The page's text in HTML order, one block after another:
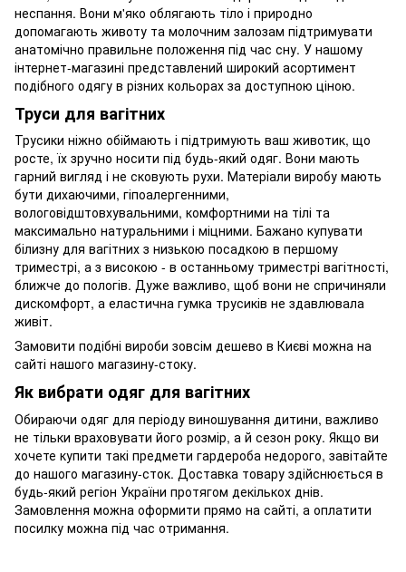
неспання. Вони м'яко облягають тіло і природно
допомагають животу та молочним залозам підтримувати
анатомічно правильне положення під час сну. У нашому
інтернет-магазині представлений широкий асортимент
подібного одягу в різних кольорах за доступною ціною.
Труси для вагітних
Трусики ніжно обіймають і підтримують ваш животик, що
росте, їх зручно носити під будь-який одяг. Вони мають
гарний вигляд і не сковують рухи. Матеріали виробу мають
бути дихаючими, гіпоалергенними,
вологовідштовхувальними, комфортними на тілі та
максимально натуральними і міцними. Бажано купувати
білизну для вагітних з низькою посадкою в першому
триместрі, а з високою - в останньому триместрі вагітності,
ближче до пологів. Дуже важливо, щоб вони не спричиняли
дискомфорт, а еластична гумка трусиків не здавлювала
живіт.
Замовити подібні вироби зовсім дешево в Києві можна на
сайті нашого магазину-стоку.
Як вибрати одяг для вагітних
Обираючи одяг для періоду виношування дитини, важливо
не тільки враховувати його розмір, а й сезон року. Якщо ви
хочете купити такі предмети гардероба недорого, завітайте
до нашого магазину-сток. Доставка товару здійснюється в
будь-який регіон України протягом декількох днів.
Замовлення можна оформити прямо на сайті, а оплатити
посилку можна під час отримання.